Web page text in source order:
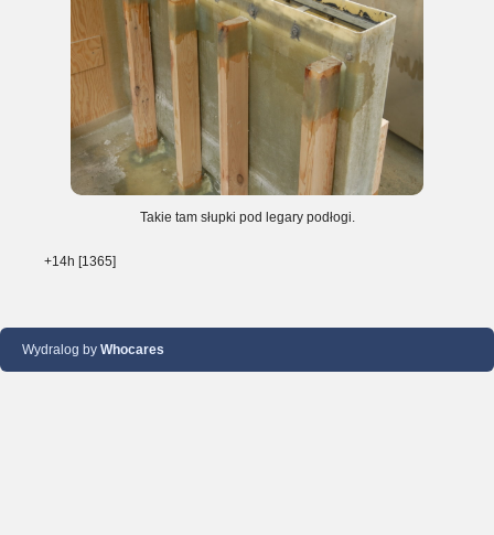
Takie tam słupki pod legary podłogi.
+14h [1365]
Wydralog by Whocares